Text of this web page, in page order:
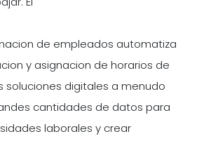
de empleados automatiza
y asignacion de horarios de
soluciones digitales a menudo
cantidades de datos para
laborales y crear